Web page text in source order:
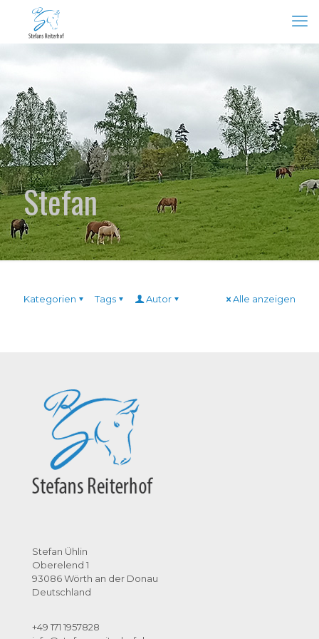
Stefan
Kategorien Tags Autor Alle anzeigen
Stefan Ühlin
Oberelend 1
93086 Wörth an der Donau
Deutschland
+49 171 1957828